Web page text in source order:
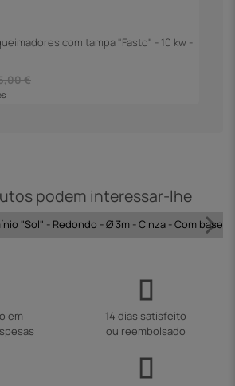
com tampa "Fasto" - 10 kw -
€
podem interessar-lhe
"Sol" - Redondo - Ø 3m - Cinza - Com base
em
14 dias satisfeito
ou reembolsado